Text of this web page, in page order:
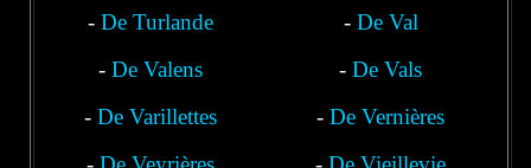
- De Turlande - De Val
- De Valens -De Vals
- De Varillettes -De Vernières